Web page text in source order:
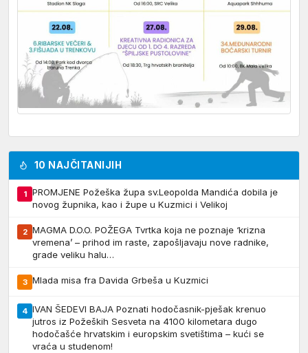
10 NAJČITANIJIH
1
PROMJENE Požeška župa sv.Leopolda Mandića dobila je
novog župnika, kao i župe u Kuzmici i Velikoj
2 MAGMA D.O.O. POŽEGA Tvrtka koja ne poznaje ‘krizna
vremena’ – prihod im raste, zapošljavaju nove radnike,
grade veliku halu…
3 Mlada misa fra Davida Grbeša u Kuzmici
4 IVAN ŠEDEVI BAJA Poznati hodočasnik-pješak krenuo
jutros iz Požeških Sesveta na 4100 kilometara dugo
hodočašće hrvatskim i europskim svetištima – kući se
vraća u studenom!